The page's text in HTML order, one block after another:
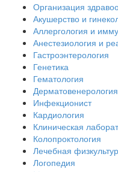
Организация
Акушерство и
Аллергология и
Анестезиология и
Гастроэнтерология
Генетика
Гематология
Дерматовенерология
Инфекционист
Кардиология
Клиническая
Колопроктология
Лечебная
Логопедия